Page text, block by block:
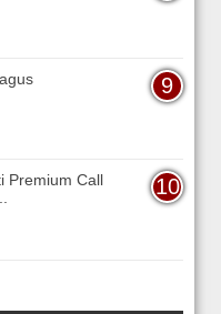
Premium Call